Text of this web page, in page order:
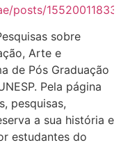
posts/
sobre
Arte e
de Pós Graduação
Pela página
pesquisas,
a sua história e
estudantes do